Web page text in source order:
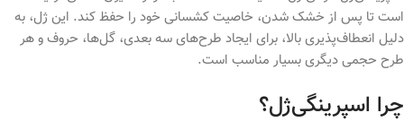
است تا پس از خشک شدن، خاصیت کشسانی خود را حفظ کند. این ژل، به
دلیل انعطاف‌پذیری بالا، برای ایجاد طرح‌های سه بعدی، گل‌ها، حروف و هر
طرح حجمی دیگری بسیار مناسب است.
چرا اسپرینگی‌ژل؟